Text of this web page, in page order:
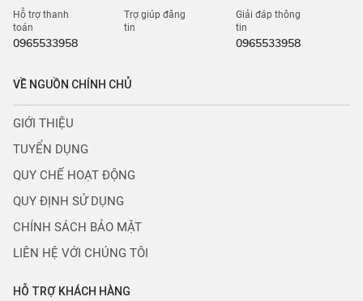
Hỗ trợ thanh
toán
0965533958
Trợ giúp đăng
tin
Giải đáp thông
tin
0965533958
VỀ NGUỒN CHÍNH CHỦ
GIỚI THIỆU
TUYỂN DỤNG
QUY CHẾ HOẠT ĐỘNG
QUY ĐỊNH SỬ DỤNG
CHÍNH SÁCH BẢO MẬT
LIÊN HỆ VỚI CHÚNG TÔI
HỖ TRỢ KHÁCH HÀNG